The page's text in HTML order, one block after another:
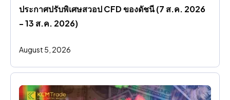
ประกาศปรับพิเศษสวอป CFD ของดัชนี (7 ส.ค. 2026
- 13 ส.ค. 2026)
August 5, 2026